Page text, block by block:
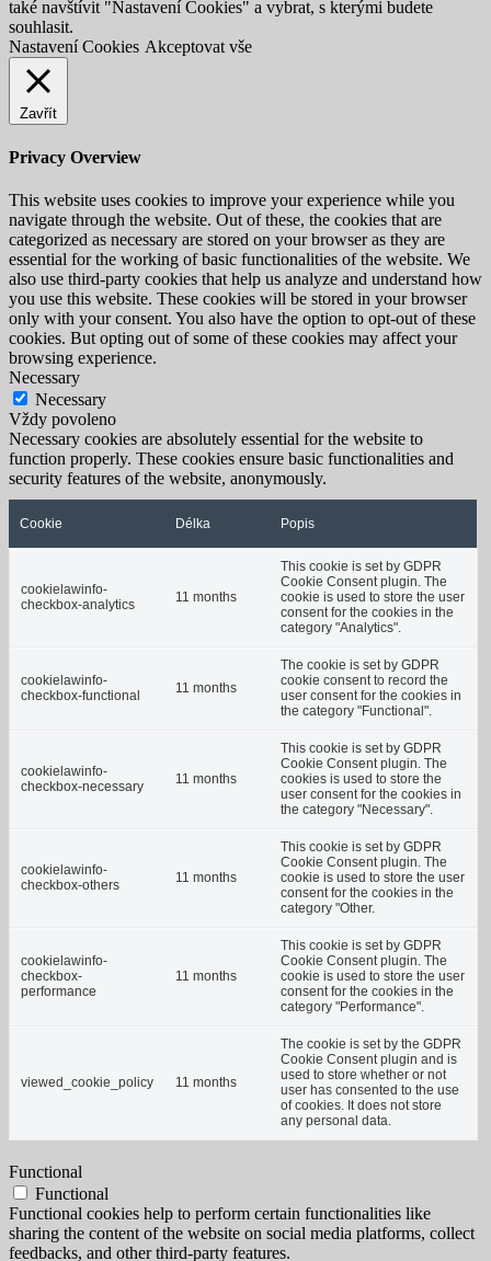
také navštívit "Nastavení Cookies" a vybrat, s kterými budete
souhlasit.
Nastavení Cookies Akceptovat vše
Zavřít
Privacy Overview
This website uses cookies to improve your experience while you
navigate through the website. Out of these, the cookies that are
categorized as necessary are stored on your browser as they are
essential for the working of basic functionalities of the website. We
also use third-party cookies that help us analyze and understand how
you use this website. These cookies will be stored in your browser
only with your consent. You also have the option to opt-out of these
cookies. But opting out of some of these cookies may affect your
browsing experience.
Necessary
Necessary
Vždy povoleno
Necessary cookies are absolutely essential for the website to
function properly. These cookies ensure basic functionalities and
security features of the website, anonymously.
Cookie Délka Popis
cookielawinfo-
checkbox-analytics
11 months
This cookie is set by GDPR
Cookie Consent plugin. The
cookie is used to store the user
consent for the cookies in the
category "Analytics".
cookielawinfo-
checkbox-functional
11 months
The cookie is set by GDPR
cookie consent to record the
user consent for the cookies in
the category "Functional".
cookielawinfo-
checkbox-necessary
11 months
This cookie is set by GDPR
Cookie Consent plugin. The
cookies is used to store the
user consent for the cookies in
the category "Necessary".
cookielawinfo-
checkbox-others
11 months
This cookie is set by GDPR
Cookie Consent plugin. The
cookie is used to store the user
consent for the cookies in the
category "Other.
cookielawinfo-
checkbox-
performance
11 months
This cookie is set by GDPR
Cookie Consent plugin. The
cookie is used to store the user
consent for the cookies in the
category "Performance".
viewed_cookie_policy 11 months
The cookie is set by the GDPR
Cookie Consent plugin and is
used to store whether or not
user has consented to the use
of cookies. It does not store
any personal data.
Functional
Functional
Functional cookies help to perform certain functionalities like
sharing the content of the website on social media platforms, collect
feedbacks, and other third-party features.